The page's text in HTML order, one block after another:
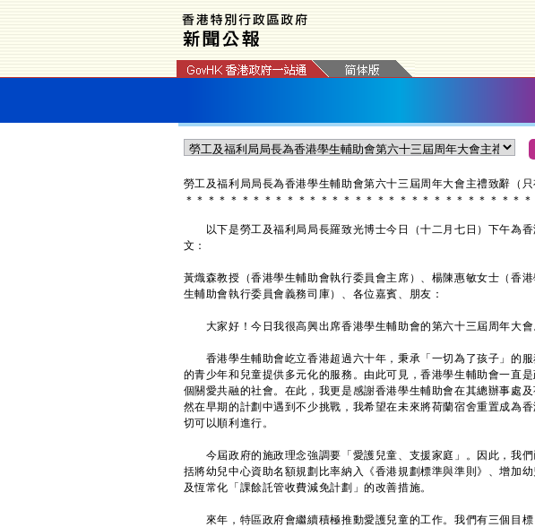
勞工及福利局局長為香港學生輔助會第六十三屆周年大會主禮致辭（只
＊ ＊ ＊ ＊ ＊ ＊ ＊ ＊ ＊ ＊ ＊ ＊ ＊ ＊ ＊ ＊ ＊ ＊ ＊ ＊ ＊ ＊ ＊ ＊ ＊ ＊ ＊ ＊ ＊ ＊ ＊
以下是勞工及福利局局長羅致光博士今日（十二月七日）下午為香
文：
黃熾森教授（香港學生輔助會執行委員會主席）、楊陳惠敏女士（香
生輔助會執行委員會義務司庫）、各位嘉賓、朋友：
大家好！今日我很高興出席香港學生輔助會的第六十三屆周年大會
香港學生輔助會屹立香港超過六十年，秉承「一切為了孩子」的服
的青少年和兒童提供多元化的服務。由此可見，香港學生輔助會一直
個關愛共融的社會。在此，我更是感謝香港學生輔助會在其總辦事處
然在早期的計劃中遇到不少挑戰，我希望在未來將荷蘭宿舍重置成為
切可以順利進行。
今屆政府的施政理念強調要「愛護兒童、支援家庭」。因此，我們
括將幼兒中心資助名額規劃比率納入《香港規劃標準與準則》、增加
及恆常化「課餘託管收費減免計劃」的改善措施。
來年，特區政府會繼續積極推動愛護兒童的工作。我們有三個目標